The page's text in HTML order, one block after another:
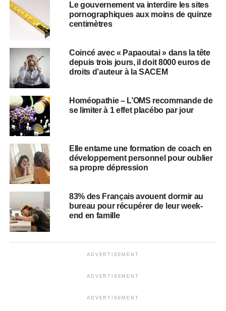
​​Le gouvernement va interdire les sites
pornographiques aux moins de quinze
centimètres
Coincé avec « Papaoutai » dans la tête
depuis trois jours, il doit 8000 euros de
droits d’auteur à la SACEM
Homéopathie – L’OMS recommande de
se limiter à 1 effet placébo par jour
Elle entame une formation de coach en
développement personnel pour oublier
sa propre dépression
83% des Français avouent dormir au
bureau pour récupérer de leur week-
end en famille
ADVERTISEMENT
ADVERTISEMENT
ADVERTISEMENT